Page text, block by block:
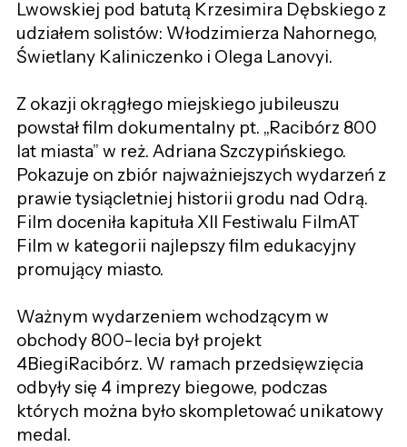
Lwowskiej pod batutą Krzesimira Dębskiego z
udziałem solistów: Włodzimierza Nahornego,
Świetlany Kaliniczenko i Olega Lanovyi.
Z okazji okrągłego miejskiego jubileuszu
powstał film dokumentalny pt. „Racibórz 800
lat miasta” w reż. Adriana Szczypińskiego.
Pokazuje on zbiór najważniejszych wydarzeń z
prawie tysiącletniej historii grodu nad Odrą.
Film doceniła kapituła XII Festiwalu FilmAT
Film w kategorii najlepszy film edukacyjny
promujący miasto.
Ważnym wydarzeniem wchodzącym w
obchody 800-lecia był projekt
4BiegiRacibórz. W ramach przedsięwzięcia
odbyły się 4 imprezy biegowe, podczas
których można było skompletować unikatowy
medal.